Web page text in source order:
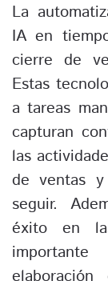
La
IA en
cierre de
Estas
a tareas
capturan
las
de ventas
seguir.
éxito en